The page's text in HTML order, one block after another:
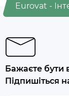
Eurovat -
Бажаєте бути
Підпишіться